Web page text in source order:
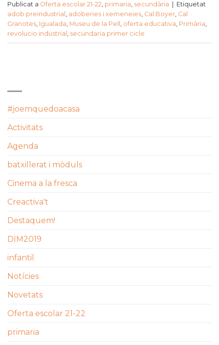
Publicat a Oferta escolar 21-22, primaria, secundària
Etiquetat
adob preindustrial , adoberies i xemeneies, Cal Boyer, Cal
Granotes, Igualada, Museu de la Pell , oferta educativa, Primària,
revolucio industrial , secundaria primer cicle
#joemquedoacasa
Activitats
Agenda
batxillerat i mòduls
Cinema a la fresca
Creactiva't
Destaquem!
DIM2019
infantil
Notícies
Novetats
Oferta escolar 21-22
primaria